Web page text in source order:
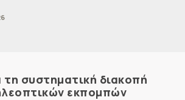
τη συστηματική διακοπή
εκπομπών